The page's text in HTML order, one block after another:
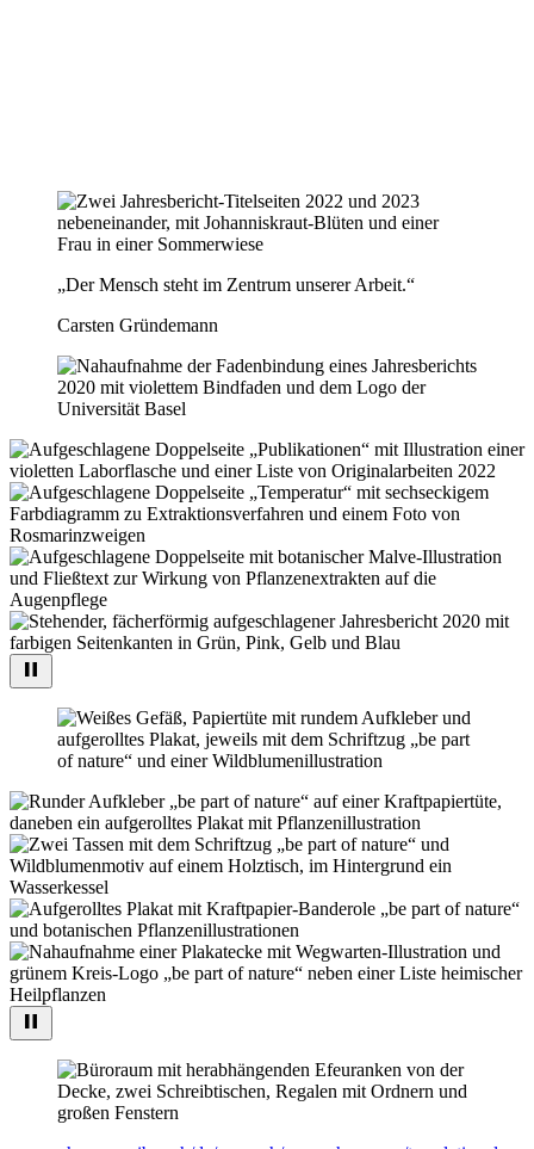
„Der Mensch steht im Zentrum unserer Arbeit.“
Carsten Gründemann